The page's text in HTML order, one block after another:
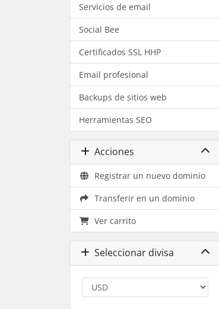
Servicios de email
Social Bee
Certificados SSL HHP
Email profesional
Backups de sitios web
Herramientas SEO
Acciones
Registrar un nuevo dominio
Transferir en un dominio
Ver carrito
Seleccionar divisa